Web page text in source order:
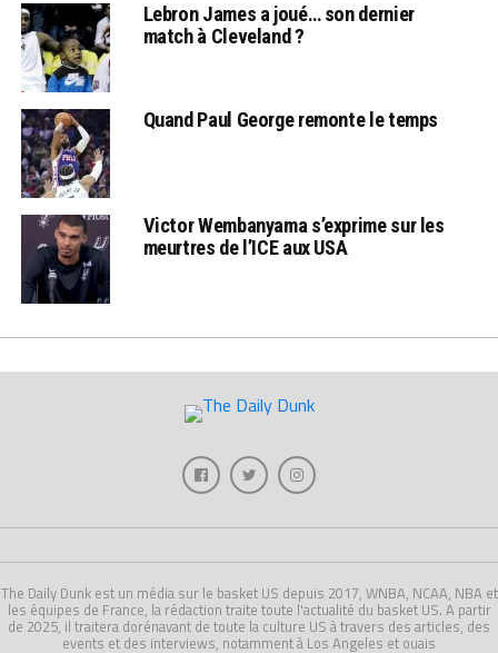
Lebron James a joué… son dernier
match à Cleveland ?
Quand Paul George remonte le temps
Victor Wembanyama s’exprime sur les
meurtres de l’ICE aux USA
The Daily Dunk est un média sur le basket US depuis 2017, WNBA, NCAA, NBA et
les équipes de France, la rédaction traite toute l'actualité du basket US. A partir
de 2025, il traitera dorénavant de toute la culture US à travers des articles, des
events et des interviews, notamment à Los Angeles et ouais